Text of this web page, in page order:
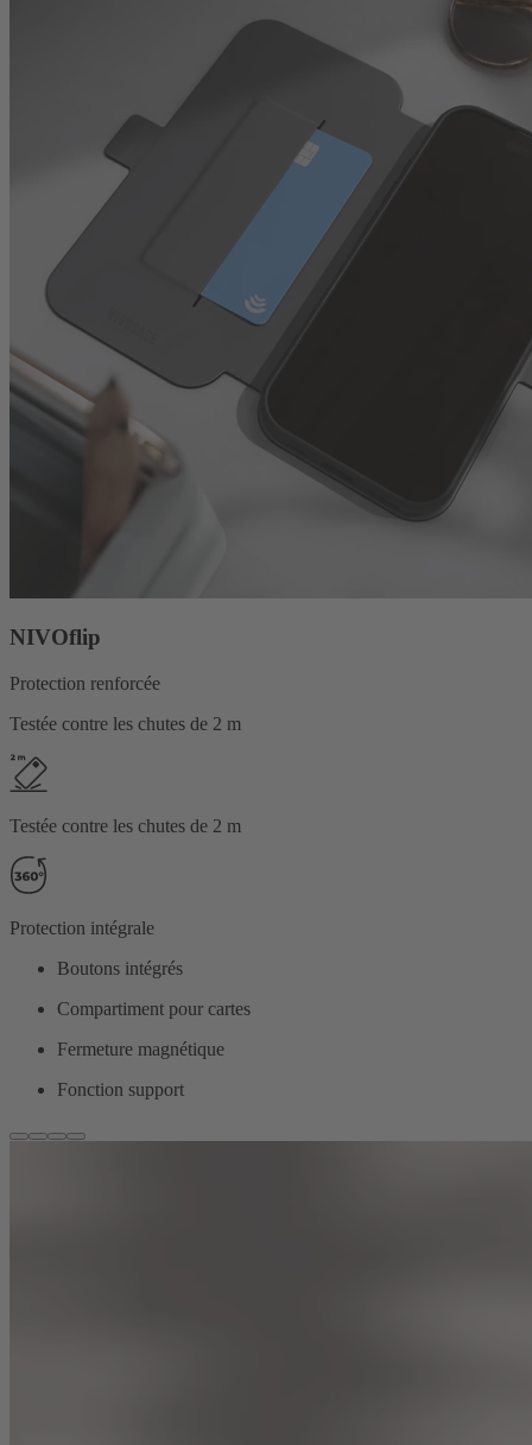
NIVOflip
Protection renforcée
Testée contre les chutes de 2 m
Testée contre les chutes de 2 m
Protection intégrale
Boutons intégrés
Compartiment pour cartes
Fermeture magnétique
Fonction support